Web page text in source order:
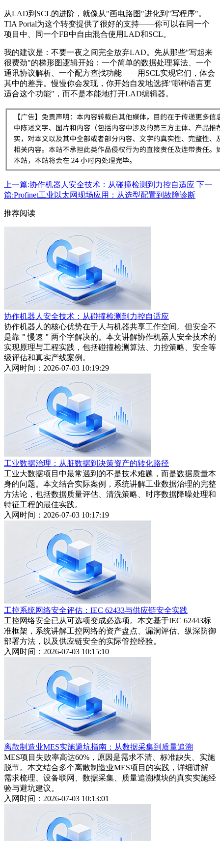
从LAD到SCL的进阶，就像从"画电路图"进化到"写程序"。
TIA Portal为这个转变提供了很好的支持——你可以在同一个
项目中、同一个FB中自由混合使用LAD和SCL。
我的建议是：不要一夜之间完全放弃LAD。先从那些"写起来
很费劲"的梯形图逻辑开始：一个简单的数据处理算法、一个
通讯协议解析、一个配方查找功能——用SCL实现它们，体会
其中的差异。慢慢你会发现，你开始自发地选择"哪种语言更
适合这个功能"，而不是本能地打开LAD编辑器。
上一篇:协作机器人安全技术：从碰撞检测到力控自适应 下一
篇:Profinet工业以太网现场应用：从选型配置到故障诊断
推荐阅读
协作机器人安全技术：从碰撞检测到力控自适应
协作机器人的核心优势在于人与机器共享工作空间。但安全不
是靠＂慢速＂两个字解决的。本文讲解协作机器人安全技术的
实现原理与工程实践，包括碰撞检测算法、力控策略、安全等
级评估和真实产线案例。
入网时间：2026-07-03 10:19:29
工业数据治理：从脏数据到决策资产的转化路径
工业大数据项目中最常遇到的不是技术难题，而是数据质量本
身的问题。本文结合实际案例，系统讲解工业数据治理的完整
方法论，包括数据质量评估、清洗策略、时序数据降噪处理和
特征工程的最佳实践。
入网时间：2026-07-03 10:17:19
工控系统网络安全评估：IEC 62433与供应链安全实践
工控网络安全已从可选项变成必选项。本文基于IEC 62443标
准框架，系统讲解工控网络的资产盘点、漏洞评估、纵深防御
部署方法，以及供应链安全的实际管控经验。
入网时间：2026-07-03 10:15:10
离散制造业MES实施避坑指南：从数据采集到质量追溯
MES项目失败率高达60%，原因是需求不清、标准缺失、实施
脱节。本文结合多个离散制造业MES项目的实践，详细讲解
需求梳理、设备联网、数据采集、质量追溯模块的真实实施经
验与避坑建议。
入网时间：2026-07-03 10:13:01